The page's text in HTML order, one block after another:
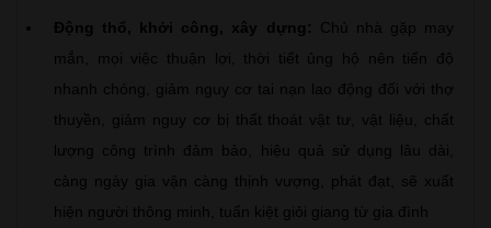
Động thổ, khởi công, xây dựng: Chủ nhà gặp may
mắn, mọi việc thuận lợi, thời tiết ủng hộ nên tiến độ
nhanh chóng, giảm nguy cơ tai nạn lao động đối với thợ
thuyền, giảm nguy cơ bị thất thoát vật tư, vật liệu, chất
lượng công trình đảm bảo, hiệu quả sử dụng lâu dài,
càng ngày gia vận càng thịnh vượng, phát đạt, sẽ xuất
hiện người thông minh, tuấn kiệt giỏi giang từ gia đình